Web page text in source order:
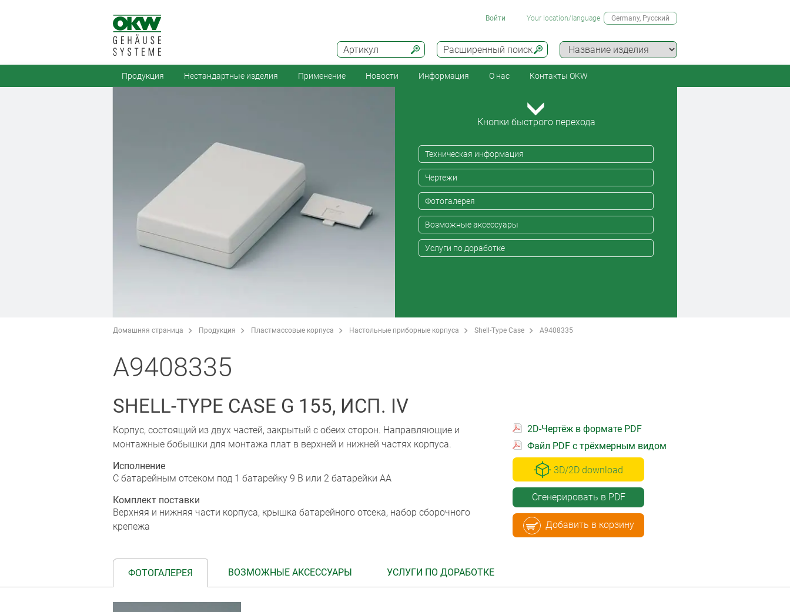
Расширенный поиск
Артикул
Войти Your location/language Germany, Русский
Продукция Нестандартные изделия Применение Новости Информация О нас Контакты OKW
Кнопки быстрого перехода
Техническая информация
Чертежи
Фотогалерея
Возможные аксессуары
Услуги по доработке
Домашняя страница Продукция Пластмассовые корпуса Настольные приборные корпуса Shell-Type Case A9408335
A9408335
SHELL-TYPE CASE G 155, ИСП. IV
Корпус, состоящий из двух частей, закрытый с обеих сторон. Направляющие и
монтажные бобышки для монтажа плат в верхней и нижней частях корпуса.
Исполнение
C батарейным отсеком под 1 батарейку 9 В или 2 батарейки АА
Комплект поставки
Bерхняя и нижняя части корпуса, крышка батарейного отсека, набор сборочного
крепежа
2D-Чертёж в формате PDF
Файл PDF с трёхмерным видом
3D/2D download
Сгенерировать в PDF
Добавить в корзину
ФОТОГАЛЕРЕЯ ВОЗМОЖНЫЕ АКСЕССУАРЫ УСЛУГИ ПО ДОРАБОТКЕ